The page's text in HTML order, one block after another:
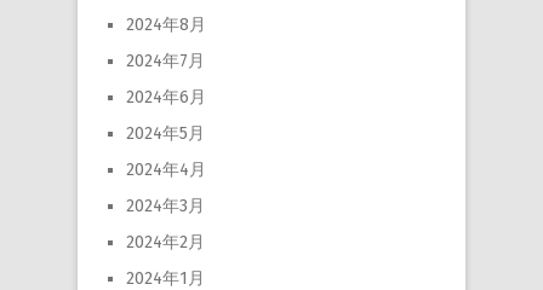
2024年8月
2024年7月
2024年6月
2024年5月
2024年4月
2024年3月
2024年2月
2024年1月